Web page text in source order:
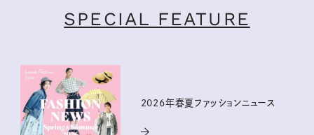
SPECIAL FEATURE
2026年春夏ファッションニュース